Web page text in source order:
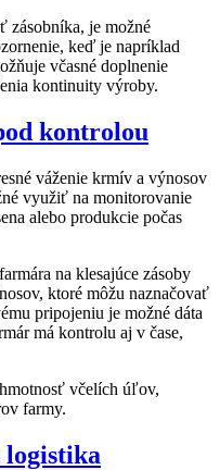
zásobníka, je možné
keď je napríklad
včasné doplnenie
kontinuity výroby.
kontrolou
váženie krmív a výnosov
využiť na monitorovanie
alebo produkcie počas
na klesajúce zásoby
ktoré môžu naznačovať
pripojeniu je možné dáta
má kontrolu aj v čase,
včelích úľov,
farmy.
logistika